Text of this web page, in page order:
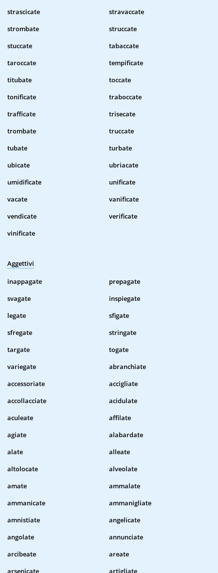
strascicate
stravaccate
strombate
struccate
stuccate
tabaccate
taroccate
tempificate
titubate
toccate
tonificate
traboccate
trafficate
trisecate
trombate
truccate
tubate
turbate
ubicate
ubriacate
umidificate
unificate
vacate
vanificate
vendicate
verificate
vinificate
Aggettivi
inappagate
prepagate
svagate
inspiegate
legate
sfigate
sfregate
stringate
targate
togate
variegate
abranchiate
accessoriate
accigliate
accollacciate
acidulate
aculeate
affilate
agiate
alabardate
alate
alleate
altolocate
alveolate
amate
ammalate
ammanicate
ammanigliate
amnistiate
angelicate
angolate
annunciate
arcibeate
areate
arsenicate
artigliate